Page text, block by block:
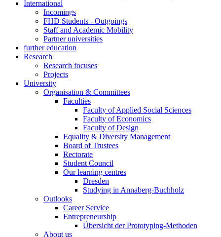
International
Incomings
FHD Students - Outgoings
Staff and Academic Mobility
Partner universities
further education
Research
Research focuses
Projects
University
Organisation & Committees
Faculties
Faculty of Applied Social Sciences
Faculty of Economics
Faculty of Design
Equality & Diversity Management
Board of Trustees
Rectorate
Student Council
Our learning centres
Dresden
Studying in Annaberg-Buchholz
Outlooks
Career Service
Entrepreneurship
Übersicht der Prototyping-Methoden
About us